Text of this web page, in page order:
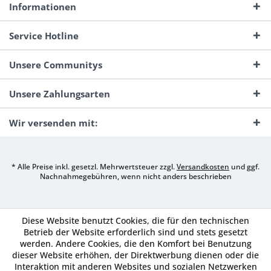
Informationen
Service Hotline
Unsere Communitys
Unsere Zahlungsarten
Wir versenden mit:
* Alle Preise inkl. gesetzl. Mehrwertsteuer zzgl.Versandkosten und ggf.
Nachnahmegebühren, wenn nicht anders beschrieben
Diese Website benutzt Cookies, die für den technischen
Betrieb der Website erforderlich sind und stets gesetzt
werden. Andere Cookies, die den Komfort bei Benutzung
dieser Website erhöhen, der Direktwerbung dienen oder die
Interaktion mit anderen Websites und sozialen Netzwerken